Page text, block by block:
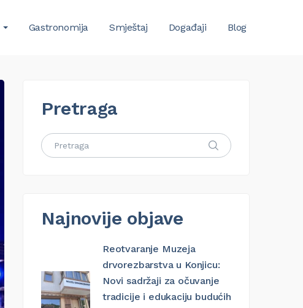
Gastronomija Smještaj Događaji Blog
Pretraga
Najnovije objave
Reotvaranje Muzeja
drvorezbarstva u Konjicu:
Novi sadržaji za očuvanje
tradicije i edukaciju budućih